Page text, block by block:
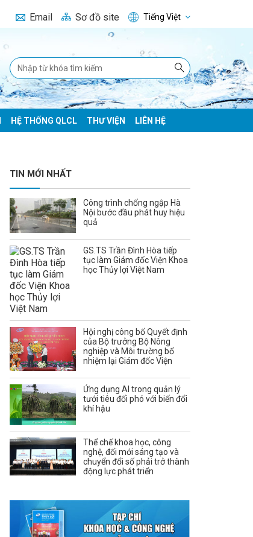
Email Sơ đồ site Tiếng Việt
HỆ THỐNG QLCL THƯ VIỆN LIÊN HỆ
TIN MỚI NHẤT
Công trình chống ngập Hà
Nội bước đầu phát huy hiệu
quả
GS.TS Trần Đình Hòa tiếp
tục làm Giám đốc Viện Khoa
học Thủy lợi Việt Nam
Hội nghị công bố Quyết định
của Bộ trưởng Bộ Nông
nghiệp và Môi trường bổ
nhiệm lại Giám đốc Viện
Ứng dụng AI trong quản lý
tưới tiêu đối phó với biến đổi
khí hậu
Thể chế khoa học, công
nghệ, đổi mới sáng tạo và
chuyển đổi số phải trở thành
động lực phát triển